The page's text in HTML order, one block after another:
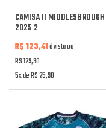
CAMISA II MIDDLESBROUGH
2025 2
R$ 123,41à vista ou
R$ 129,90
5x de R$ 25,98